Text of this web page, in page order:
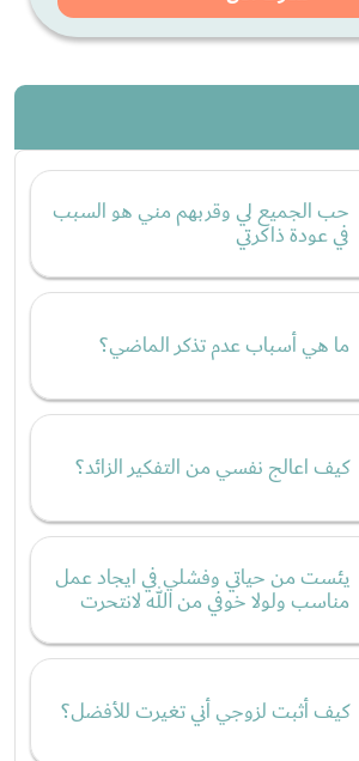
حب الجميع لي وقربهم مني هو السبب
في عودة ذاكرتي
ما هي أسباب عدم تذكر الماضي؟
كيف اعالج نفسي من التفكير الزائد؟
يئست من حياتي وفشلي في ايجاد عمل
مناسب ولولا خوفي من الله لانتحرت
كيف أثبت لزوجي أني تغيرت للأفضل؟